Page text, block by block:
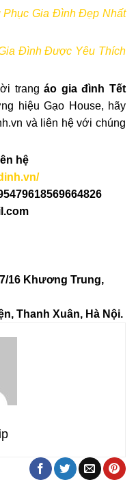
Phục Gia Đình Đẹp Nhất
Đình Được Yêu Thích
trangáo gia đình Tết
hiệu Gạo House, hãy
và liên hệ với chúng
hệ
16 Khương Trung,
Thanh Xuân, Hà Nội.